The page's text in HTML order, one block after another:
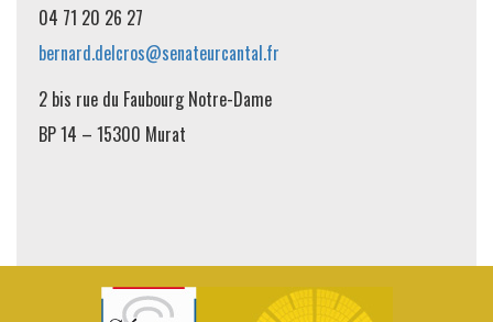
04 71 20 26 27
bernard.delcros@senateurcantal.fr
2 bis rue du Faubourg Notre-Dame
BP 14 – 15300 Murat